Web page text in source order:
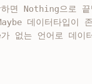
면 Nothing으로
데이터타입이
가 없는 언어로 데이